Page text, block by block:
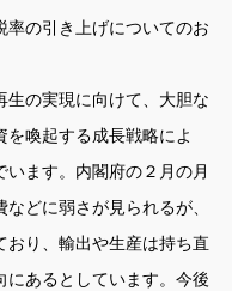
の引き上げについてのお
の実現に向けて、大胆な
喚起する成長戦略によ
ます。内閣府の２月の月
どに弱さが見られるが、
おり、輸出や生産は持ち直
にあるとしています。今後